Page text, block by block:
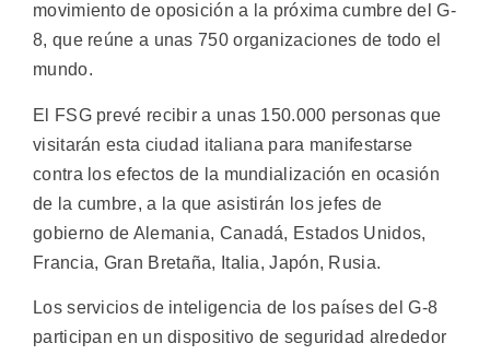
movimiento de oposición a la próxima cumbre del G-
8, que reúne a unas 750 organizaciones de todo el
mundo.
El FSG prevé recibir a unas 150.000 personas que
visitarán esta ciudad italiana para manifestarse
contra los efectos de la mundialización en ocasión
de la cumbre, a la que asistirán los jefes de
gobierno de Alemania, Canadá, Estados Unidos,
Francia, Gran Bretaña, Italia, Japón, Rusia.
Los servicios de inteligencia de los países del G-8
participan en un dispositivo de seguridad alrededor